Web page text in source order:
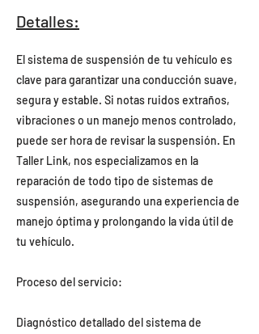
Detalles:
El sistema de suspensión de tu vehículo es
clave para garantizar una conducción suave,
segura y estable. Si notas ruidos extraños,
vibraciones o un manejo menos controlado,
puede ser hora de revisar la suspensión. En
Taller Link, nos especializamos en la
reparación de todo tipo de sistemas de
suspensión, asegurando una experiencia de
manejo óptima y prolongando la vida útil de
tu vehículo.
Proceso del servicio:
Diagnóstico detallado del sistema de